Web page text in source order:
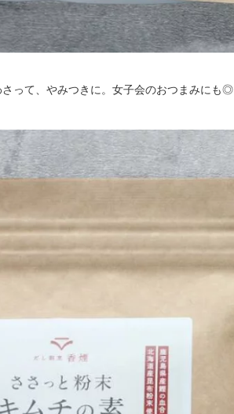
って、やみつきに。女子会のおつまみにも◎